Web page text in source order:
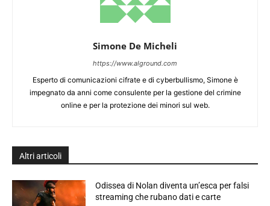
Simone De Micheli
https://www.alground.com
Esperto di comunicazioni cifrate e di cyberbullismo, Simone è
impegnato da anni come consulente per la gestione del crimine
online e per la protezione dei minori sul web.
Altri articoli
Odissea di Nolan diventa un’esca per falsi
streaming che rubano dati e carte